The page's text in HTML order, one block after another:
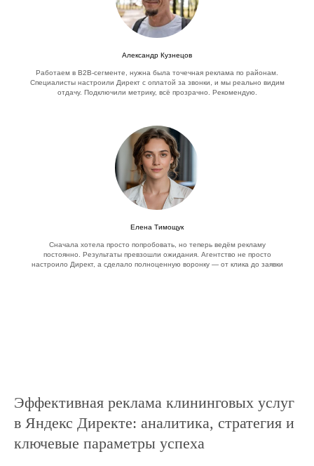
Александр Кузнецов
Работаем в B2B-сегменте, нужна была точечная реклама по районам.
Специалисты настроили Директ с оплатой за звонки, и мы реально видим
отдачу. Подключили метрику, всё прозрачно. Рекомендую.
Елена Тимощук
Сначала хотела просто попробовать, но теперь ведём рекламу
постоянно. Результаты превзошли ожидания. Агентство не просто
настроило Директ, а сделало полноценную воронку — от клика до заявки
Эффективная реклама клининговых услуг
в Яндекс Директе: аналитика, стратегия и
ключевые параметры успеха